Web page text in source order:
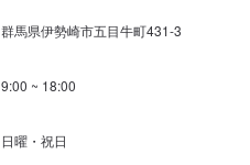
群馬県伊勢崎市五目牛町431-3
9:00 ~ 18:00
日曜・祝日